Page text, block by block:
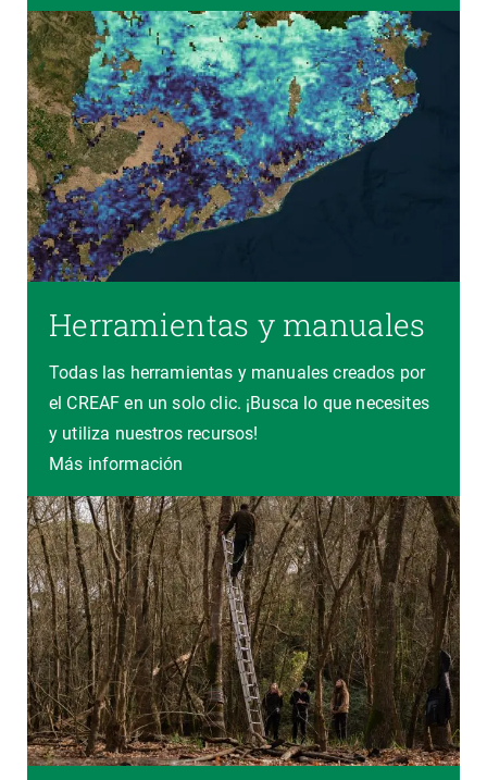
Herramientas y manuales
Todas las herramientas y manuales creados por
el CREAF en un solo clic. ¡Busca lo que necesites
y utiliza nuestros recursos!
Más información